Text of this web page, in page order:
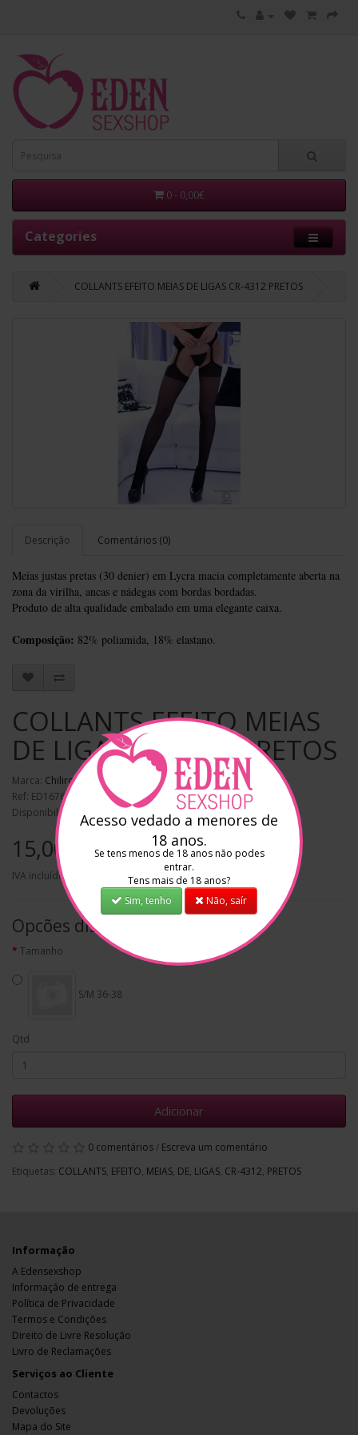
0 - 0,00€
Categories
COLLANTS EFEITO MEIAS DE LIGAS CR-4312 PRETOS
Descrição Comentários (0)
Meias justas pretas (30 denier) em Lycra macia completamente aberta na
zona da virilha, ancas e nádegas com bordas bordadas.
Produto de alta qualidade embalado em uma elegante caixa.
Composição: 82% poliamida, 18% elastano.
COLLANTS EFEITO MEIAS
DE LIGAS CR-4312 PRETOS
Marca: Chilirose
Ref: ED16766
Disponibilidade: Em stock
15,00€
IVA incluído
Opcões disponíveis
Tamanho
S/M 36-38
Qtd
Adicionar
0 comentários/ Escreva um comentário
Etiquetas: COLLANTS, EFEITO, MEIAS, DE, LIGAS, CR-4312, PRETOS
Acesso vedado a menores de
18 anos.
Se tens menos de 18 anos não podes
entrar.
Tens mais de 18 anos?
Sim, tenho
Não, saír
Informação
A Edensexshop
Informação de entrega
Política de Privacidade
Termos e Condições
Direito de Livre Resolução
Livro de Reclamações
Serviços ao Cliente
Contactos
Devoluções
Mapa do Site